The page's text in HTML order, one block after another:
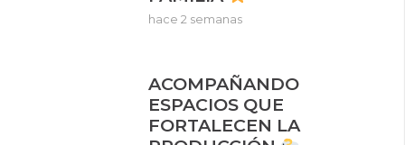
hace 2 semanas
ACOMPAÑANDO
ESPACIOS QUE
FORTALECEN LA